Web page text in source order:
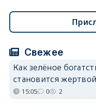
Свежее
Как зелёное
становится
15:05 0 2